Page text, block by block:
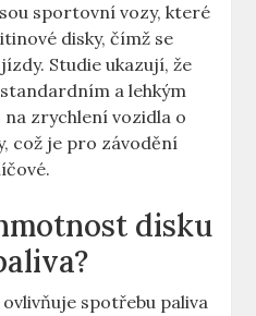
sportovní vozy, ⁣které
disky,‍ čímž se
Studie ukazují, že
a lehkým
zrychlení vozidla o
⁤což je pro závodění⁢
⁢disku⁣
spotřebu‌ paliva